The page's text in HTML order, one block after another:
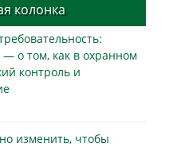
колонка
о том, как в охранном
контроль и
изменить, чтобы